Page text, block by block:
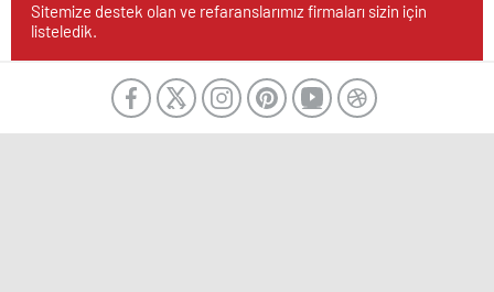
Sitemize destek olan ve refaranslarımız firmaları sizin için
listeledik.